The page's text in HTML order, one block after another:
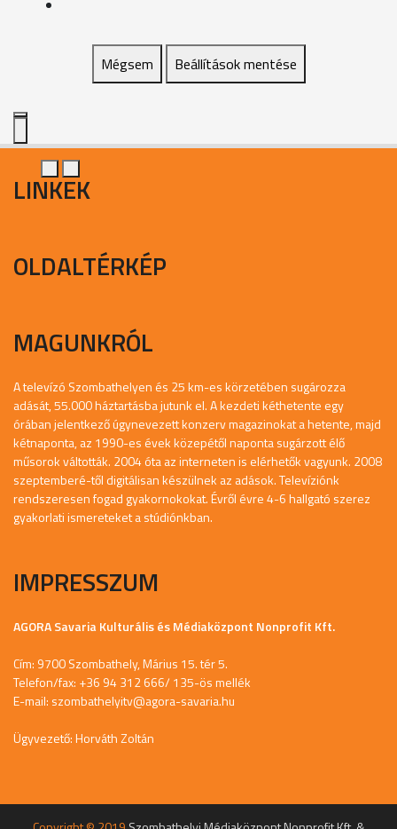
Mégsem Beállítások mentése
LINKEK
OLDALTÉRKÉP
MAGUNKRÓL
A televízó Szombathelyen és 25 km-es körzetében sugározza
adását, 55.000 háztartásba jutunk el. A kezdeti kéthetente egy
órában jelentkező úgynevezett konzerv magazinokat a hetente, majd
kétnaponta, az 1990-es évek közepétől naponta sugárzott élő
műsorok váltották. 2004 óta az interneten is elérhetők vagyunk. 2008
szeptemberé-től digitálisan készülnek az adások. Televíziónk
rendszeresen fogad gyakornokokat. Évről évre 4-6 hallgató szerez
gyakorlati ismereteket a stúdiónkban.
IMPRESSZUM
AGORA Savaria Kulturális és Médiaközpont Nonprofit Kft.
Cím: 9700 Szombathely, Márius 15. tér 5.
Telefon/fax: +36 94 312 666/ 135-ös mellék
E-mail: szombathelyitv@agora-savaria.hu
Ügyvezető: Horváth Zoltán